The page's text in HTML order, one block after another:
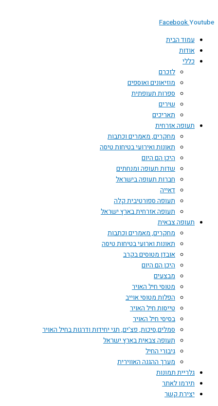
Facebook
עמוד הבית
אודות
כללי
לזכרם
מוזיאונים ואוספים
ספרות תעופתית
שירים
תאריכים
תעופה אזרחית
מחקרים, מאמרים וכתבות
תאונות ואירועי בטיחות טיסה
היכן הם היום
שדות תעופה ומנחתים
חברות תעופה בישראל
דאייה
תעופה ספורטיבית קלה
תעופה אזרחית בארץ ישראל
תעופה צבאית
מחקרים, מאמרים וכתבות
תאונות וארועי בטיחות טיסה
אובדן מטוסים בקרב
היכן הם היום
מבצעים
מטוסי חיל האויר
הפלות מטוסי אוייב
טייסות חיל האויר
בסיסי חיל האויר
סמלים,סיכות, פצ'ים, תגי יחידות ודרגות בחיל האויר
תעופה צבאית בארץ ישראל
גיבורי החיל
מערך ההגנה האווירית
גלריית תמונות
תירמו לאתר
יצירת קשר